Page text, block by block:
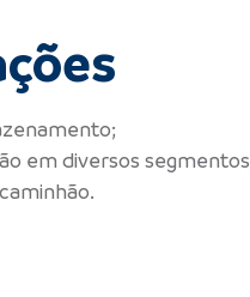
em diversos